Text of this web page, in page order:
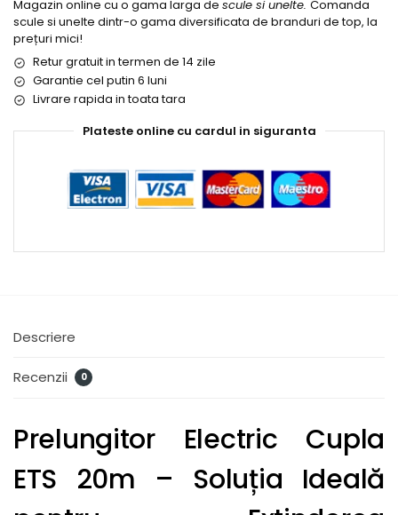
Magazin online cu o gama larga de scule si unelte. Comanda
scule si unelte dintr-o gama diversificata de branduri de top, la
prețuri mici!
Retur gratuit in termen de 14 zile
Garantie cel putin 6 luni
Livrare rapida in toata tara
Plateste online cu cardul in siguranta
Descriere
Recenzii 0
Prelungitor Electric Cupla
ETS 20m – Soluția Ideală